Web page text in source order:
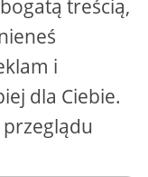
treścią,
i
dla Ciebie.